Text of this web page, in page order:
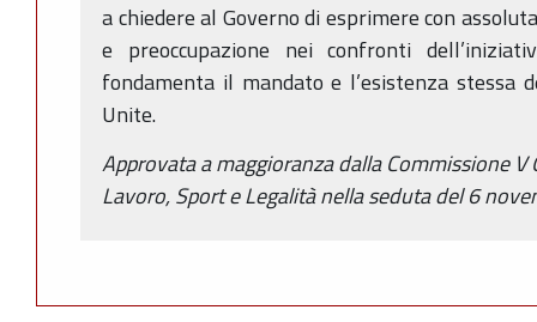
a chiedere al Governo di esprimere con
e preoccupazione nei confronti
fondamenta il mandato e l’esistenza stessa
Unite.
Approvata a maggioranza dalla Commissione V
Lavoro, Sport e Legalità nella seduta del 6